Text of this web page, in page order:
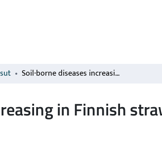
Soil-borne diseases increasing in Finnish strawberry production
in Finnish